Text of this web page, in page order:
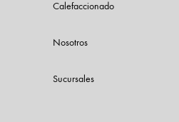
Calefaccionado
Nosotros
Sucursales